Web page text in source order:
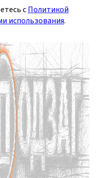
сПолитикой
использования.